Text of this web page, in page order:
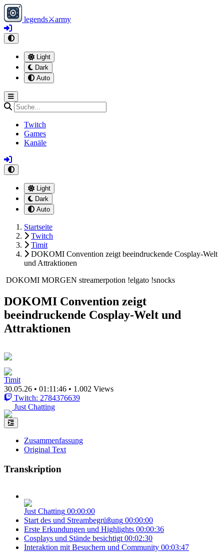
legends⚔army
Light
Dark
Auto
Twitch
Games
Kanäle
Light
Dark
Auto
Startseite
Twitch
Timit
DOKOMI Convention zeigt beeindruckende Cosplay-Welt
und Attraktionen
️ DOKOMI MORGEN️ streamerpotion !elgato !snocks
DOKOMI Convention zeigt
beeindruckende Cosplay-Welt und
Attraktionen
Timit
30.05.26 • 01:11:46 • 1.002 Views
Twitch: 2784376639
Just Chatting
Zusammenfassung
Original Text
Transkription
Just Chatting 00:00:00
Start des und Streambegrüßung 00:00:00
Erste Erkundungen und Highlights 00:00:36
Cosplays und Stände besichtigt 00:02:30
Interaktion mit Besuchern und Community 00:03:47